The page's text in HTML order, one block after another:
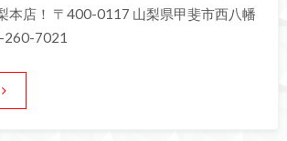
本店！ 〒400-0117 山梨県甲斐市西八幡
260-7021